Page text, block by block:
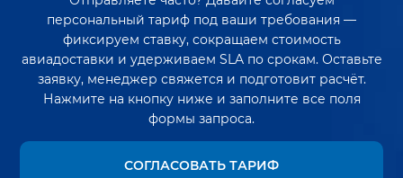
персональный тариф под ваши требования —
фиксируем ставку, сокращаем стоимость
авиадоставки и удерживаем SLA по срокам. Оставьте
заявку, менеджер свяжется и подготовит расчёт.
Нажмите на кнопку ниже и заполните все поля
формы запроса.
СОГЛАСОВАТЬ ТАРИФ